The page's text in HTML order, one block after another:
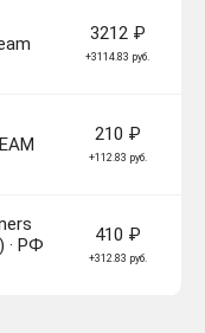
3212 ₽
+3114.83 руб.
210 ₽
+112.83 руб.
· РФ
410 ₽
+312.83 руб.